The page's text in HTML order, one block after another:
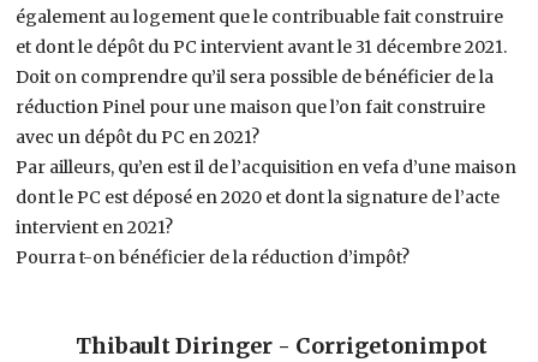
également au logement que le contribuable fait construire
et dont le dépôt du PC intervient avant le 31 décembre 2021.
Doit on comprendre qu’il sera possible de bénéficier de la
réduction Pinel pour une maison que l’on fait construire
avec un dépôt du PC en 2021?
Par ailleurs, qu’en est il de l’acquisition en vefa d’une maison
dont le PC est déposé en 2020 et dont la signature de l’acte
intervient en 2021?
Pourra t-on bénéficier de la réduction d’impôt?
Thibault Diringer - Corrigetonimpot